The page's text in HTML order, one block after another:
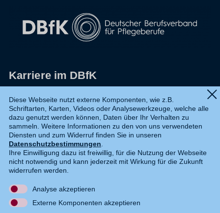
Karriere im DBfK
Datenschutz
Shop
Widerruf
Kontakt
DE EN
Diese Webseite nutzt externe Komponenten, wie z.B.
Schriftarten, Karten, Videos oder Analysewerkzeuge, welche alle
dazu genutzt werden können, Daten über Ihr Verhalten zu
sammeln. Weitere Informationen zu den von uns verwendeten
Diensten und zum Widerruf finden Sie in unseren
Datenschutzbestimmungen.
Ihre Einwilligung dazu ist freiwillig, für die Nutzung der Webseite
nicht notwendig und kann jederzeit mit Wirkung für die Zukunft
widerrufen werden.
Analyse akzeptieren
Externe Komponenten akzeptieren